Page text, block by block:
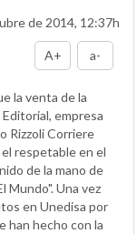
de 2014, 12:37h
A+ a-
la venta de la
empresa
Rizzoli Corriere
respetable en el
de la mano de
Mundo". Una vez
en Unedisa por
han hecho con la